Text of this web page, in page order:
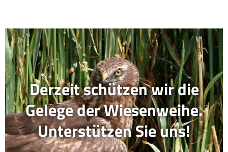
Derzeit schützen wir die
Gelege der Wiesenweihe.
Unterstützen Sie uns!